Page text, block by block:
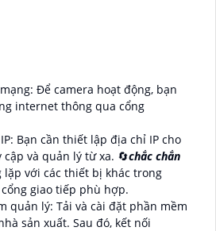
Để camera hoạt động, bạn
internet thông qua cổng
Bạn cần thiết lập địa chỉ IP cho
và quản lý từ xa. 🔄chắc chắn
lặp với các thiết bị khác trong
giao tiếp phù hợp.
quản lý: Tải và cài đặt phần mềm
sản xuất. Sau đó, kết nối